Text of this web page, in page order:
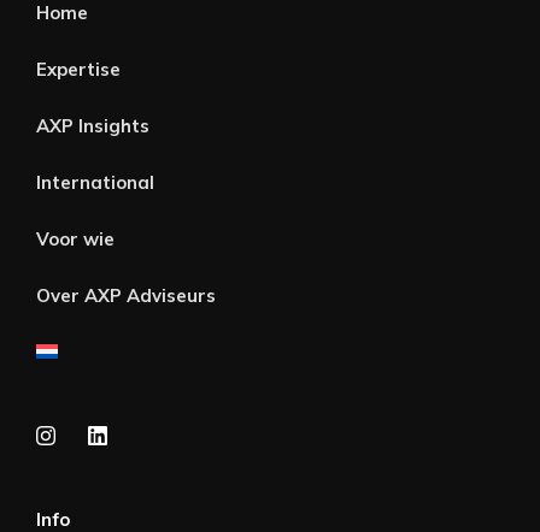
Home
Expertise
AXP Insights
International
Voor wie
Over AXP Adviseurs
Info